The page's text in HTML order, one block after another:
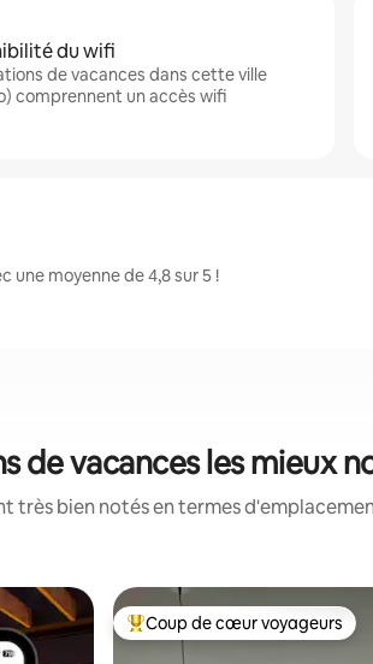
du wifi
de vacances dans cette ville
comprennent un accès wifi
une moyenne de 4,8 sur 5 !
de vacances les mieux
très bien notés en termes
Coups de cœur voyageurs les
Coup de cœur voyageurs